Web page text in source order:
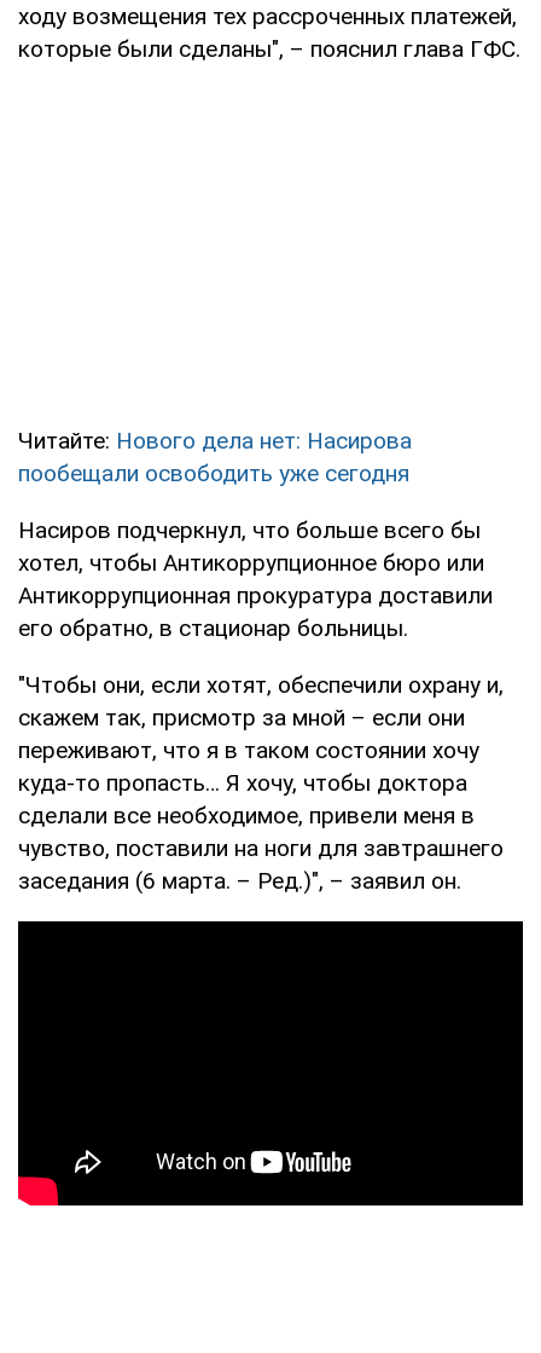
ходу возмещения тех рассроченных платежей,
которые были сделаны", – пояснил глава ГФС.
Читайте: Нового дела нет: Насирова
пообещали освободить уже сегодня
Насиров подчеркнул, что больше всего бы
хотел, чтобы Антикоррупционное бюро или
Антикоррупционная прокуратура доставили
его обратно, в стационар больницы.
"Чтобы они, если хотят, обеспечили охрану и,
скажем так, присмотр за мной – если они
переживают, что я в таком состоянии хочу
куда-то пропасть… Я хочу, чтобы доктора
сделали все необходимое, привели меня в
чувство, поставили на ноги для завтрашнего
заседания (6 марта. – Ред.)", – заявил он.